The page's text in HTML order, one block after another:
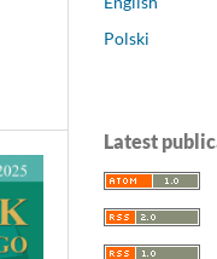
Polski
Latest